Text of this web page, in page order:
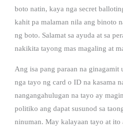
boto natin, kaya nga secret
kahit pa malaman nila ang binoto
ng boto. Salamat sa ayuda at sa
nakikita tayong mas magaling at
Ang isa pang paraan na
nga tayo ng card o ID na kasama
nangangahulugan na tayo ay
politiko ang dapat susunod sa
ninuman. May kalayaan tayo at